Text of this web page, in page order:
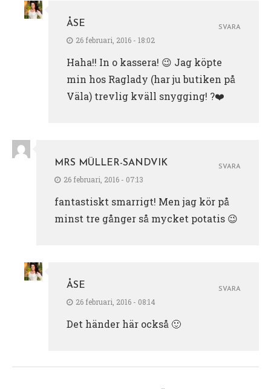
ÅSE
26 februari, 2016 - 18:02
Haha!! In o kassera! 😉 Jag köpte
min hos Raglady (har ju butiken på
Väla) trevlig kväll snygging! ?❤️
SVARA
MRS MÜLLER-SANDVIK
26 februari, 2016 - 07:13
fantastiskt smarrigt! Men jag kör på
minst tre gånger så mycket potatis 😉
SVARA
ÅSE
26 februari, 2016 - 08:14
Det händer här också 🙂
SVARA